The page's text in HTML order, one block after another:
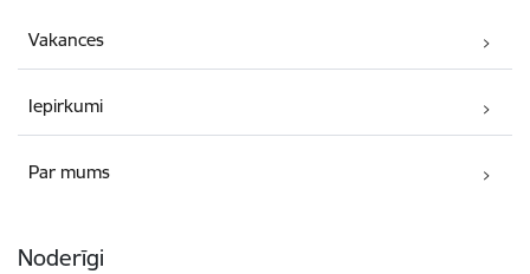
Vakances
Iepirkumi
Par mums
Noderīgi